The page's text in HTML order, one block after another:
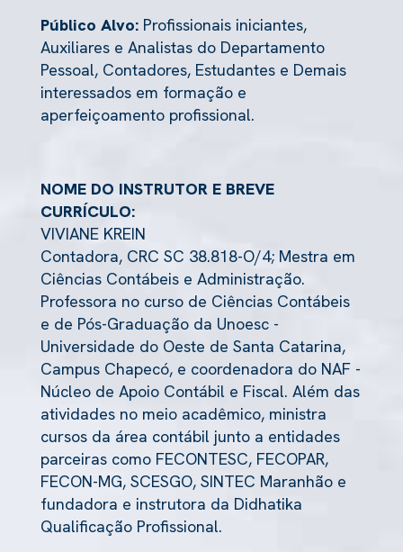
Público Alvo:Profissionais iniciantes,
Auxiliares e Analistas do Departamento
Pessoal, Contadores, Estudantes e Demais
interessados em formação e
aperfeiçoamento profissional.
NOME DO INSTRUTOR E BREVE
CURRÍCULO:
VIVIANE KREIN
Contadora, CRC SC 38.818-O/4; Mestra em
Ciências Contábeis e Administração.
Professora no curso de Ciências Contábeis
e de Pós-Graduação da Unoesc -
Universidade do Oeste de Santa Catarina,
Campus Chapecó, e coordenadora do NAF -
Núcleo de Apoio Contábil e Fiscal. Além das
atividades no meio acadêmico, ministra
cursos da área contábil junto a entidades
parceiras como FECONTESC, FECOPAR,
FECON-MG, SCESGO, SINTEC Maranhão e
fundadora e instrutora da Didhatika
Qualificação Profissional.